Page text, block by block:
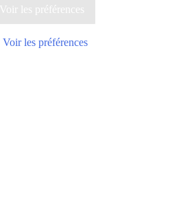
Voir les préférences
Voir les préférences